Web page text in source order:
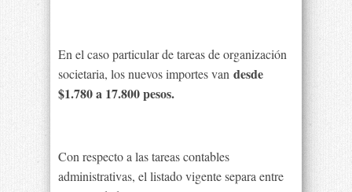
En el caso particular de tareas de organización
societaria, los nuevos importes van desde
$1.780 a 17.800 pesos.
Con respecto a las tareas contables
administrativas, el listado vigente separa entre